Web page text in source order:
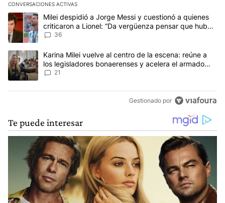
CONVERSACIONES ACTIVAS
Este listado muestra los artículos con más comentarios en los
Un artículo de tendencia con el título "Milei despidió a Jorge
Milei despidió a Jorge Messi y cuestionó a quienes
criticaron a Lionel: “Da vergüenza pensar que hubo
anti-Messi”
36
Un artículo de tendencia con el título "Karina Milei vuelve al
Karina Milei vuelve al centro de la escena: reúne a
los legisladores bonaerenses y acelera el armado
para 2027
21
Gestionado por